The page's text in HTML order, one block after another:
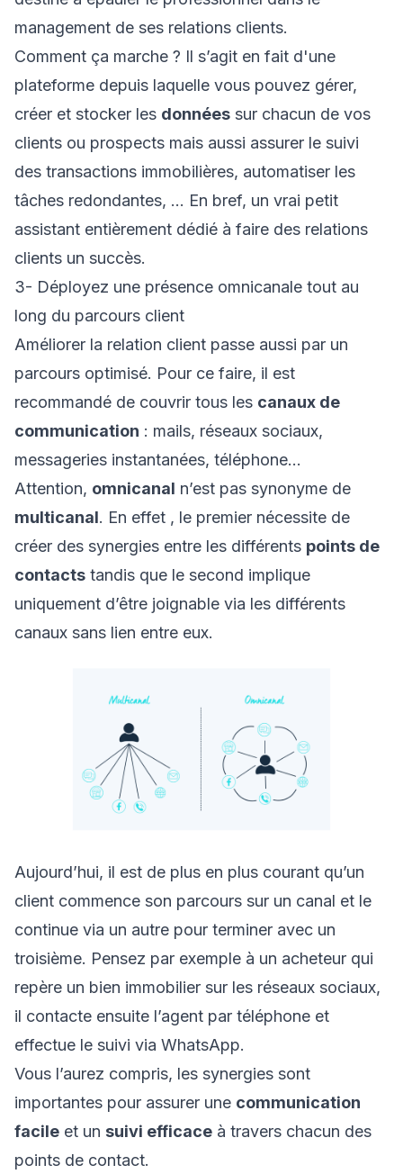
management de ses relations clients.
Comment ça marche ? Il s’agit en fait d'une
plateforme depuis laquelle vous pouvez gérer,
créer et stocker les données sur chacun de vos
clients ou prospects mais aussi assurer le suivi
des transactions immobilières, automatiser les
tâches redondantes, … En bref, un vrai petit
assistant entièrement dédié à faire des relations
clients un succès.
3- Déployez une présence omnicanale tout au
long du parcours client
Améliorer la relation client passe aussi par un
parcours optimisé. Pour ce faire, il est
recommandé de couvrir tous les canaux de
communication : mails, réseaux sociaux,
messageries instantanées, téléphone…
Attention, omnicanal n’est pas synonyme de
multicanal. En effet , le premier nécessite de
créer des synergies entre les différents points de
contacts tandis que le second implique
uniquement d’être joignable via les différents
canaux sans lien entre eux.
Aujourd’hui, il est de plus en plus courant qu’un
client commence son parcours sur un canal et le
continue via un autre pour terminer avec un
troisième. Pensez par exemple à un acheteur qui
repère un bien immobilier sur les réseaux sociaux,
il contacte ensuite l’agent par téléphone et
effectue le suivi via WhatsApp.
Vous l’aurez compris, les synergies sont
importantes pour assurer une communication
facile et un suivi efficace à travers chacun des
points de contact.